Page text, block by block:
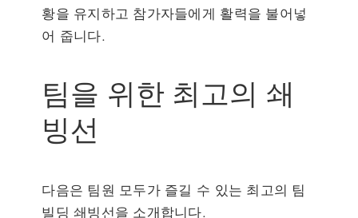
황을 유지하고 참가자들에게 활력을 불어넣
어 줍니다.
팀을 위한 최고의 쇄
빙선
다음은 팀원 모두가 즐길 수 있는 최고의 팀
빌딩 쇄빙선을 소개합니다.